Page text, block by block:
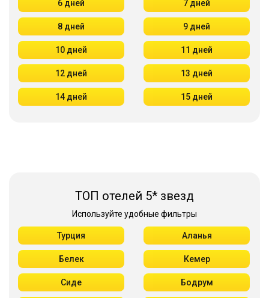
6 дней 7 дней
8 дней 9 дней
10 дней 11 дней
12 дней 13 дней
14 дней 15 дней
ТОП отелей 5* звезд
Используйте удобные фильтры
Турция Аланья
Белек Кемер
Сиде Бодрум